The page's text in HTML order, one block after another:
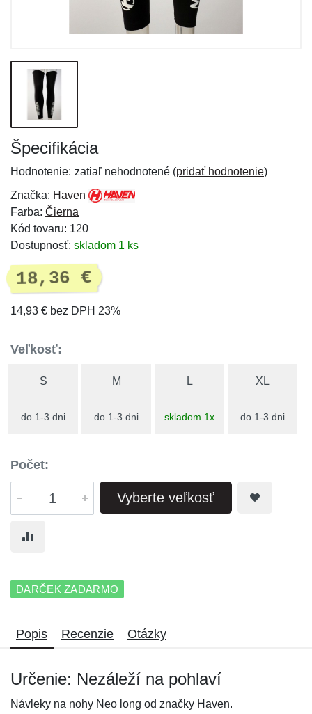
Špecifikácia
Hodnotenie: zatiaľ nehodnotené (pridať hodnotenie)
Značka: Haven
Farba: Čierna
Kód tovaru: 120
Dostupnosť: skladom 1 ks
18,36 €
14,93 € bez DPH 23%
Veľkosť:
S
do 1-3 dni
M
do 1-3 dni
L
skladom 1x
XL
do 1-3 dni
Počet:
Vyberte veľkosť
DARČEK ZADARMO
Popis Recenzie Otázky
Určenie: Nezáleží na pohlaví
Návleky na nohy Neo long od značky Haven.